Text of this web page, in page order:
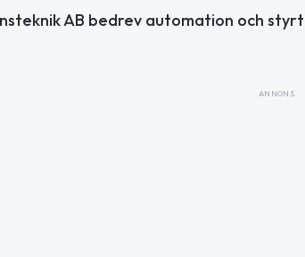
AB bedrev automation och
ANNONS